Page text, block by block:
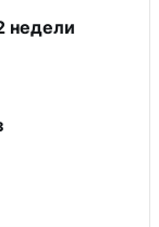
недели